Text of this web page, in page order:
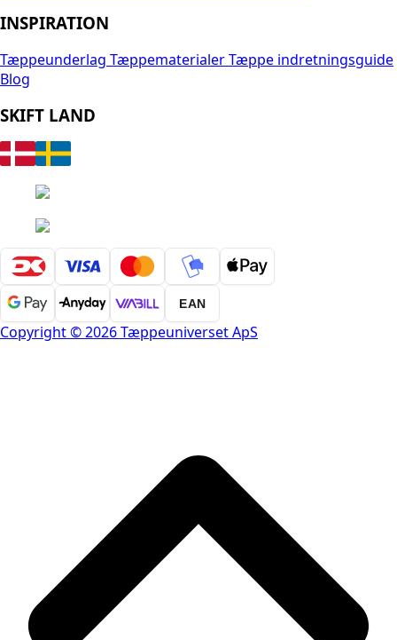
INSPIRATION
Tæppeunderlag TæppematerialerTæppe indretningsguide
Blog
SKIFT LAND
EAN
Copyright © 2026 Tæppeuniverset ApS